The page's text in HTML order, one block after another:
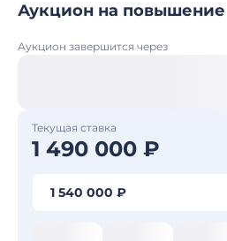
Аукцион на повышение
Аукцион завершится через
Текущая ставка
1 490 000 ₽
1 540 000 ₽